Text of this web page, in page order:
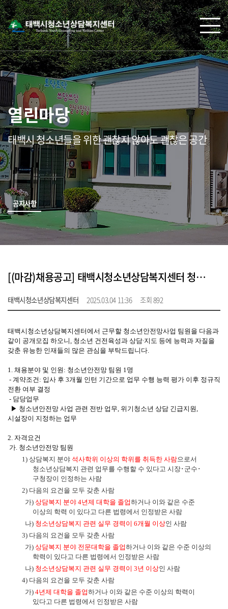
열린마당
태백시 청소년들을 위한 괜찮지 않아도 괜찮은 공간
공지사항
[(마감)채용공고] 태백시청소년상담복지센터 청소년안전망사업 팀원 채용 4차 공고
태백시청소년상담복지센터 2025.03.04 11:36 조회 892
태백시청소년상담복지센터에서 근무할 청소년안전망사업 팀원을 다음과
같이 공개모집 하오니, 청소년 건전육성과 상담∙지도 등에 능력과 자질을
갖춘 유능한 인재들의 많은 관심을 부탁드립니다.
1. 채용분야 및 인원: 청소년안전망 팀원 1명
- 계약조건: 입사 후 3개월 인턴 기간으로 업무 수행 능력 평가 이후 정규직
전환 여부 결정
- 담당업무
▶ 청소년안전망 사업 관련 전반 업무, 위기청소년 상담 긴급지원,
시설장이 지정하는 업무
2. 자격요건
가. 청소년안전망 팀원
1)상담복지 분야 석사학위 이상의 학위를 취득한 사람으로서
청소년상담복지 관련 업무를 수행할 수 있다고 시장･ 군수 ･
구청장이 인정하는 사람
2) 다음의 요건을 모두 갖춘 사람
가)상담복지 분야4년제 대학을 졸업하거나 이와 같은 수준
이상의 학력 이 있다고 다른 법령에서 인정받은 사람
나) 청소년상담복지 관련 실무 경력이6개월 이상인 사람
3) 다음의 요건을 모두 갖춘 사람
가)상담복지 분야 전문대학을 졸업하거나 이와 같은 수준 이상의
학력이 있다고 다른 법령에서 인정받은 사람
나) 청소년상담복지 관련 실무 경력이3년 이상인 사람
4) 다음의 요건을 모두 갖춘 사람
가)4년제 대학을 졸업하거나 이와 같은 수준 이상의 학력이
있다고 다른 법령에서 인정받은 사람